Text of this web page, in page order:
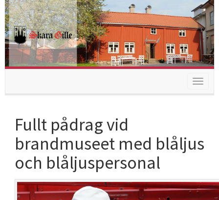
Toggle
Fullt pådrag vid
brandmuseet med blåljus
och blåljuspersonal